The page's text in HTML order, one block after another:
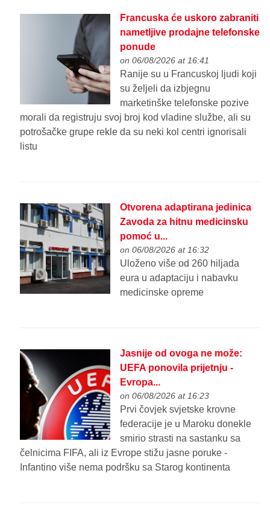
Francuska će uskoro zabraniti
nametljive prodajne telefonske
ponude
on 06/08/2026 at 16:41
Ranije su u Francuskoj ljudi koji
su željeli da izbjegnu
marketinške telefonske pozive
morali da registruju svoj broj kod vladine službe, ali su
potrošačke grupe rekle da su neki kol centri ignorisali
listu
Otvorena adaptirana jedinica
Zavoda za hitnu medicinsku
pomoć u...
on 06/08/2026 at 16:32
Uloženo više od 260 hiljada
eura u adaptaciju i nabavku
medicinske opreme
Jasnije od ovoga ne može:
UEFA ponovila prijetnju -
Evropa...
on 06/08/2026 at 16:23
Prvi čovjek svjetske krovne
federacije je u Maroku donekle
smirio strasti na sastanku sa
čelnicima FIFA, ali iz Evrope stižu jasne poruke -
Infantino više nema podršku sa Starog kontinenta